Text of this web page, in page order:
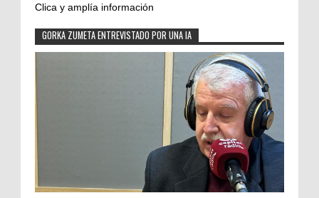
Clica y amplía información
GORKA ZUMETA ENTREVISTADO POR UNA IA